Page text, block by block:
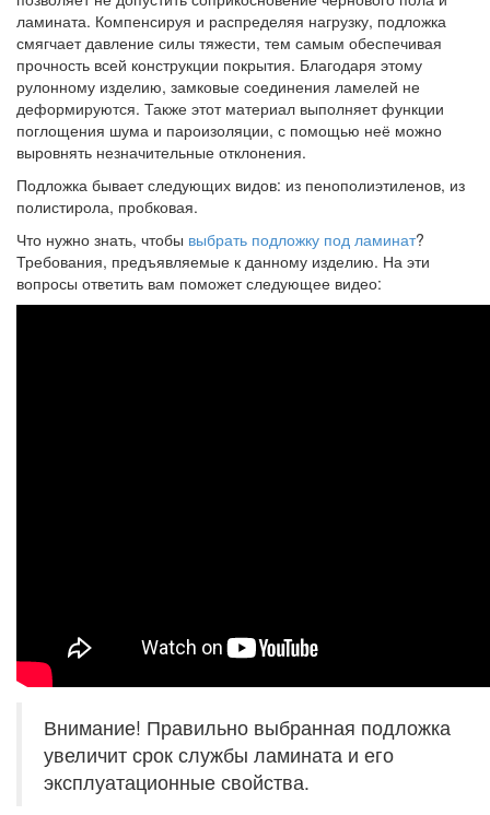
ламината. Компенсируя и распределяя нагрузку, подложка
смягчает давление силы тяжести, тем самым обеспечивая
прочность всей конструкции покрытия. Благодаря этому
рулонному изделию, замковые соединения ламелей не
деформируются. Также этот материал выполняет функции
поглощения шума и пароизоляции, с помощью неё можно
выровнять незначительные отклонения.
Подложка бывает следующих видов: из пенополиэтиленов, из
полистирола, пробковая.
Что нужно знать, чтобы выбрать подложку под ламинат?
Требования, предъявляемые к данному изделию. На эти
вопросы ответить вам поможет следующее видео:
Внимание! Правильно выбранная подложка
увеличит срок службы ламината и его
эксплуатационные свойства.